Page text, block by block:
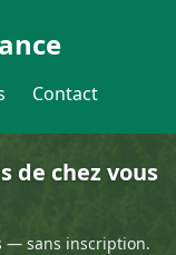
Contact
de chez vous
— sans inscription.